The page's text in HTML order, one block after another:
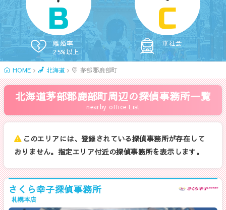
B
離婚率
25%以上
C
車社会
HOME 北海道 茅部郡鹿部町
北海道茅部郡鹿部町周辺の探偵事務所一覧
nearby office List
このエリアには、登録されている探偵事務所が存在して
おりません。指定エリア付近の探偵事務所を表示します。
さくら幸子探偵事務所
札幌本店